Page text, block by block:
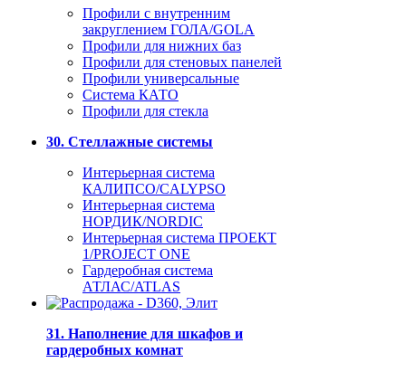
Профили с внутренним
закруглением ГОЛА/GOLA
Профили для нижних баз
Профили для стеновых панелей
Профили универсальные
Система КАТО
Профили для стекла
30. Стеллажные системы
Интерьерная система
КАЛИПСО/CALYPSO
Интерьерная система
НОРДИК/NORDIC
Интерьерная система ПРОЕКТ
1/PROJECT ONE
Гардеробная система
АТЛАС/ATLAS
31. Наполнение для шкафов и
гардеробных комнат